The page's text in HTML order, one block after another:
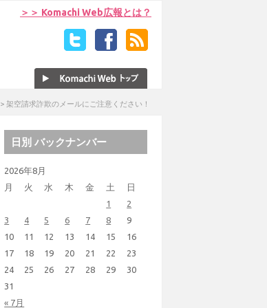
＞＞ Komachi Web広報とは？
> 架空請求詐欺のメールにご注意ください！
日別 バックナンバー
2026年8月
月
火 水 木 金 土 日
« 7月
1
2
3
4 5 6 7 8
9
10
11 12 13 14 15
16
17
18 19 20 21 22
23
24
25 26 27 28 29
30
31